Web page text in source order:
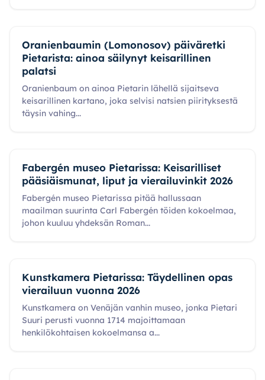
Oranienbaumin (Lomonosov) päiväretki
Pietarista: ainoa säilynyt keisarillinen
palatsi
Oranienbaum on ainoa Pietarin lähellä sijaitseva
keisarillinen kartano, joka selvisi natsien piirityksestä
täysin vahing...
Fabergén museo Pietarissa: Keisarilliset
pääsiäismunat, liput ja vierailuvinkit 2026
Fabergén museo Pietarissa pitää hallussaan
maailman suurinta Carl Fabergén töiden kokoelmaa,
johon kuuluu yhdeksän Roman...
Kunstkamera Pietarissa: Täydellinen opas
vierailuun vuonna 2026
Kunstkamera on Venäjän vanhin museo, jonka Pietari
Suuri perusti vuonna 1714 majoittamaan
henkilökohtaisen kokoelmansa a...